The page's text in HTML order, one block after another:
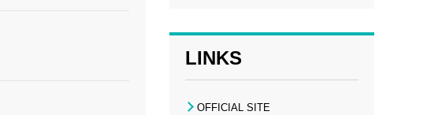
LINKS
OFFICIAL SITE